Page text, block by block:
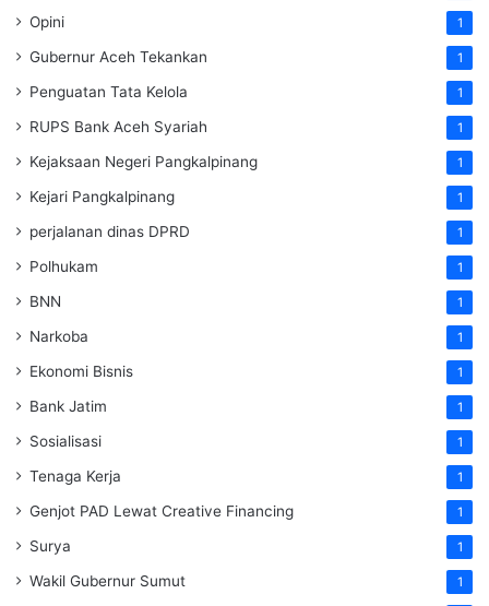
Opini 1
Gubernur Aceh Tekankan 1
Penguatan Tata Kelola 1
RUPS Bank Aceh Syariah 1
Kejaksaan Negeri Pangkalpinang 1
Kejari Pangkalpinang 1
perjalanan dinas DPRD 1
Polhukam 1
BNN 1
Narkoba 1
Ekonomi Bisnis 1
Bank Jatim 1
Sosialisasi 1
Tenaga Kerja 1
Genjot PAD Lewat Creative Financing 1
Surya 1
Wakil Gubernur Sumut 1